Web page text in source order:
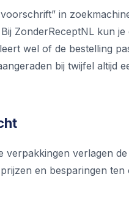
in
ZonderReceptNL kun
wel of de bestelling
bij twijfel altijd
verlagen
en besparingen